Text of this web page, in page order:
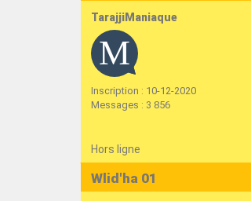
TarajjiManiaque
Inscription : 10-12-2020
Messages : 3 856
Hors ligne
Wlid'ha 01